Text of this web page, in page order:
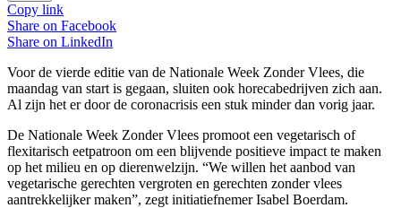
Copy link
Share on Facebook
Share on LinkedIn
Voor de vierde editie van de Nationale Week Zonder Vlees, die
maandag van start is gegaan, sluiten ook horecabedrijven zich aan.
Al zijn het er door de coronacrisis een stuk minder dan vorig jaar.
De Nationale Week Zonder Vlees promoot een vegetarisch of
flexitarisch eetpatroon om een blijvende positieve impact te maken
op het milieu en op dierenwelzijn. “We willen het aanbod van
vegetarische gerechten vergroten en gerechten zonder vlees
aantrekkelijker maken”, zegt initiatiefnemer Isabel Boerdam.